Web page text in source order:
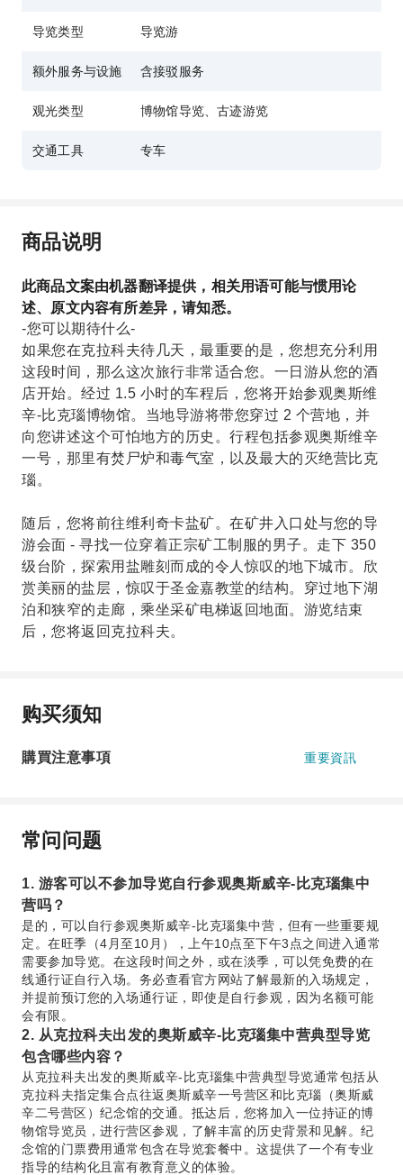
导览类型 导览游
额外服务与设施 含接驳服务
观光类型 博物馆导览、古迹游览
交通工具 专车
商品说明
此商品文案由机器翻译提供，相关用语可能与惯用论
述、原文内容有所差异，请知悉。
-您可以期待什么-
如果您在克拉科夫待几天，最重要的是，您想充分利用
这段时间，那么这次旅行非常适合您。一日游从您的酒
店开始。经过 1.5 小时的车程后，您将开始参观奥斯维
辛-比克瑙博物馆。当地导游将带您穿过 2 个营地，并
向您讲述这个可怕地方的历史。行程包括参观奥斯维辛
一号，那里有焚尸炉和毒气室，以及最大的灭绝营比克
瑙。
随后，您将前往维利奇卡盐矿。在矿井入口处与您的导
游会面 - 寻找一位穿着正宗矿工制服的男子。走下 350
级台阶，探索用盐雕刻而成的令人惊叹的地下城市。欣
赏美丽的盐层，惊叹于圣金嘉教堂的结构。穿过地下湖
泊和狭窄的走廊，乘坐采矿电梯返回地面。游览结束
后，您将返回克拉科夫。
购买须知
購買注意事項 重要資訊
常问问题
1. 游客可以不参加导览自行参观奥斯威辛-比克瑙集中
营吗？
是的，可以自行参观奥斯威辛-比克瑙集中营，但有一些重要规
定。在旺季（4月至10月），上午10点至下午3点之间进入通常
需要参加导览。在这段时间之外，或在淡季，可以凭免费的在
线通行证自行入场。务必查看官方网站了解最新的入场规定，
并提前预订您的入场通行证，即使是自行参观，因为名额可能
会有限。
2. 从克拉科夫出发的奥斯威辛-比克瑙集中营典型导览
包含哪些内容？
从克拉科夫出发的奥斯威辛-比克瑙集中营典型导览通常包括从
克拉科夫指定集合点往返奥斯威辛一号营区和比克瑙（奥斯威
辛二号营区）纪念馆的交通。抵达后，您将加入一位持证的博
物馆导览员，进行营区参观，了解丰富的历史背景和见解。纪
念馆的门票费用通常包含在导览套餐中。这提供了一个有专业
指导的结构化且富有教育意义的体验。